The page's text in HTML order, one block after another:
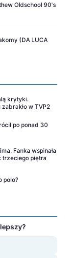
Oldschool 90's
(DA LUCA
krytyki.
w TVP2
po ponad 30
Fanka wspinała
trzeciego piętra
polo?